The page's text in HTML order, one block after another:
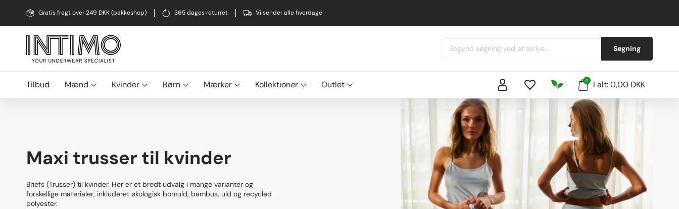
Gratis fragt over 249 DKK (pakkeshop) 365 dages returret Vi sender alle hverdage
Søgning
Tilbud Mænd Kvinder Børn Mærker Kollektioner Outlet 0 I alt: 0,00 DKK
Maxi trusser til kvinder
Briefs (Trusser) til kvinder. Her er et bredt udvalg i mange varianter og
forskellige materialer, inkluderet økologisk bomuld, bambus, uld og recycled
polyester.